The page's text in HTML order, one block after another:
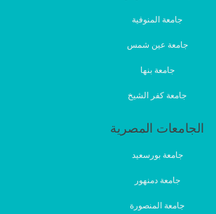
جامعة المنوفية
جامعة عين شمس
جامعة بنها
جامعة كفر الشيخ
الجامعات المصرية
جامعة بورسعيد
جامعة دمنهور
جامعة المنصورة